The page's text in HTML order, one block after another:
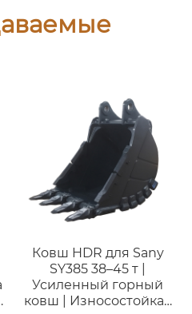
Ковш HDR для Sany
SY385 38–45 т |
Усиленный горный
ковш | Износостойкая